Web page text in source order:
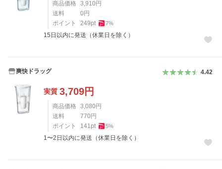
商品価格 3,910 円
送料
0 円
ポイント
249pt 7%
15日以内に発送（休業日を除く）
爽快ドラッグ 4.42
実質 3,709円
商品価格 3,080 円
送料
770 円
ポイント
141pt 5%
1〜2日以内に発送（休業日を除く）